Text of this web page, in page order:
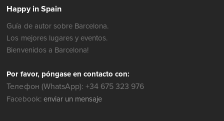
Happy in Spain
Guía de autor sobre Barcelona.
Los mejores lugares y eventos.
Bienvenidos a Barcelona!
Por favor, póngase en contacto con:
Телефон (WhatsApp): +34 675 323 976
Facebook: enviar un mensaje